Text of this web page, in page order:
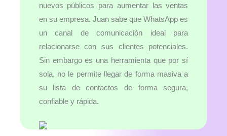
nuevos públicos para aumentar las ventas
en su empresa. Juan sabe que WhatsApp es
un canal de comunicación ideal para
relacionarse con sus clientes potenciales.
Sin embargo es una herramienta que por sí
sola, no le permite llegar de forma masiva a
su lista de contactos de forma segura,
confiable y rápida.